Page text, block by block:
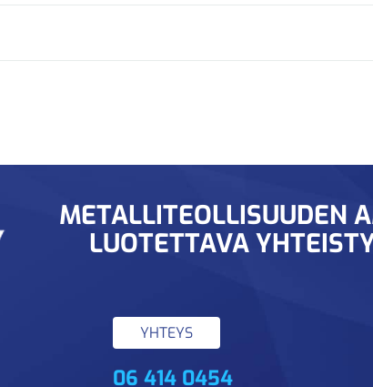
METALLITEOLLISUUDEN
LUOTETTAVA
YHTEYS
06 414 0454